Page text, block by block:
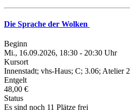
Die Sprache der Wolken
Beginn
Mi., 16.09.2026, 18:30 - 20:30 Uhr
Kursort
Innenstadt; vhs-Haus; C; 3.06; Atelier 2
Entgelt
48,00 €
Status
Es sind noch 11 Plätze frei